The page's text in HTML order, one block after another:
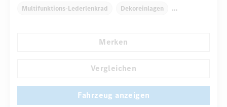
Multifunktions-Lederlenkrad Dekoreinlagen
Multi-Funktions-Display
Merken
Vergleichen
Fahrzeug anzeigen